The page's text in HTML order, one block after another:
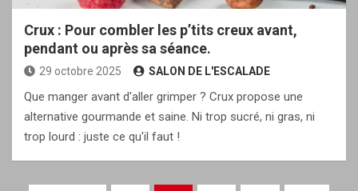
Crux : Pour combler les p’tits creux avant,
pendant ou après sa séance.
29 octobre 2025 SALON DE L'ESCALADE
Que manger avant d'aller grimper ? Crux propose une
alternative gourmande et saine. Ni trop sucré, ni gras, ni
trop lourd : juste ce qu'il faut !